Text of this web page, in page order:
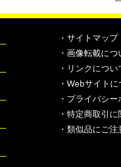
・ サイトマップ
・ 画像転載につ
・ リンクについ
・ Webサイトに
・ プライバシー
・ 特定商取引に
・ 類似品にご注